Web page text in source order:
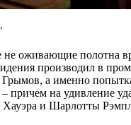
не оживающие полотна
производил в
а именно
причем на удивление
Хауэра и Шарлотты